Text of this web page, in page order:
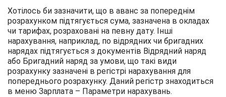
Хотілось би зазначити, що в аванс за попереднім
розрахунком підтягується сума, зазначена в окладах
чи тарифах, розраховані на певну дату. Інші
нарахування, наприклад, по відрядних чи бригадних
нарядах підтягується з документів Відрядний наряд
або Бригадний наряд за умови, що такі види
розрахунку зазначені в регістрі нарахування для
попереднього розрахунку. Даний регістр знаходиться
в меню Зарплата – Параметри нарахувань.